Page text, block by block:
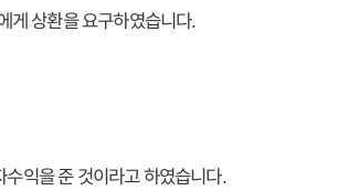
게 상환을 요구하였습니다.
익을 준 것이라고 하였습니다.